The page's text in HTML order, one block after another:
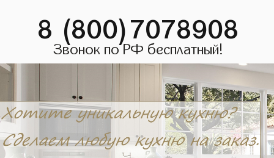
8 (800)7078908
Звонок по РФ бесплатный!